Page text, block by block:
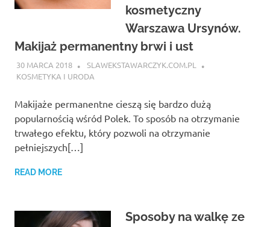
kosmetyczny
Warszawa Ursynów.
Makijaż permanentny brwi i ust
30 MARCA 2018
SLAWEKSTAWARCZYK.COM.PL
KOSMETYKA I URODA
Makijaże permanentne cieszą się bardzo dużą
popularnością wśród Polek. To sposób na otrzymanie
trwałego efektu, który pozwoli na otrzymanie
pełniejszych[…]
READ MORE
Sposoby na walkę ze